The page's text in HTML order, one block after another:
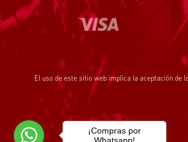
El uso de este sitio web implica la aceptación de
¡Compras por